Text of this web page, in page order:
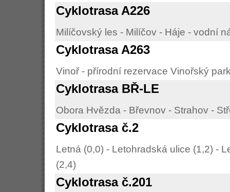
Cyklotrasa A226
Milíčovský les - Milíčov - Háje - vodní
Cyklotrasa A263
Vinoř - přírodní rezervace Vinořský
Cyklotrasa BŘ-LE
Obora Hvězda - Břevnov - Strahov -
Cyklotrasa č.2
Letná (0,0) - Letohradská ulice (1,2) -
(2,4)
Cyklotrasa č.201